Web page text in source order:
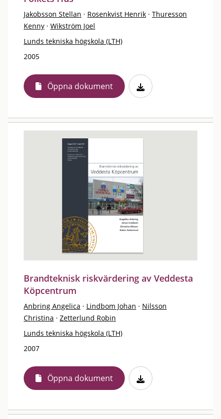
Jakobsson Stellan · Rosenkvist Henrik · Thuresson
Kenny · Wikström Joel
Lunds tekniska högskola (LTH)
2005
Öppna dokument
Brandteknisk riskvärdering av Veddesta
Köpcentrum
Anbring Angelica · Lindbom Johan · Nilsson
Christina · Zetterlund Robin
Lunds tekniska högskola (LTH)
2007
Öppna dokument